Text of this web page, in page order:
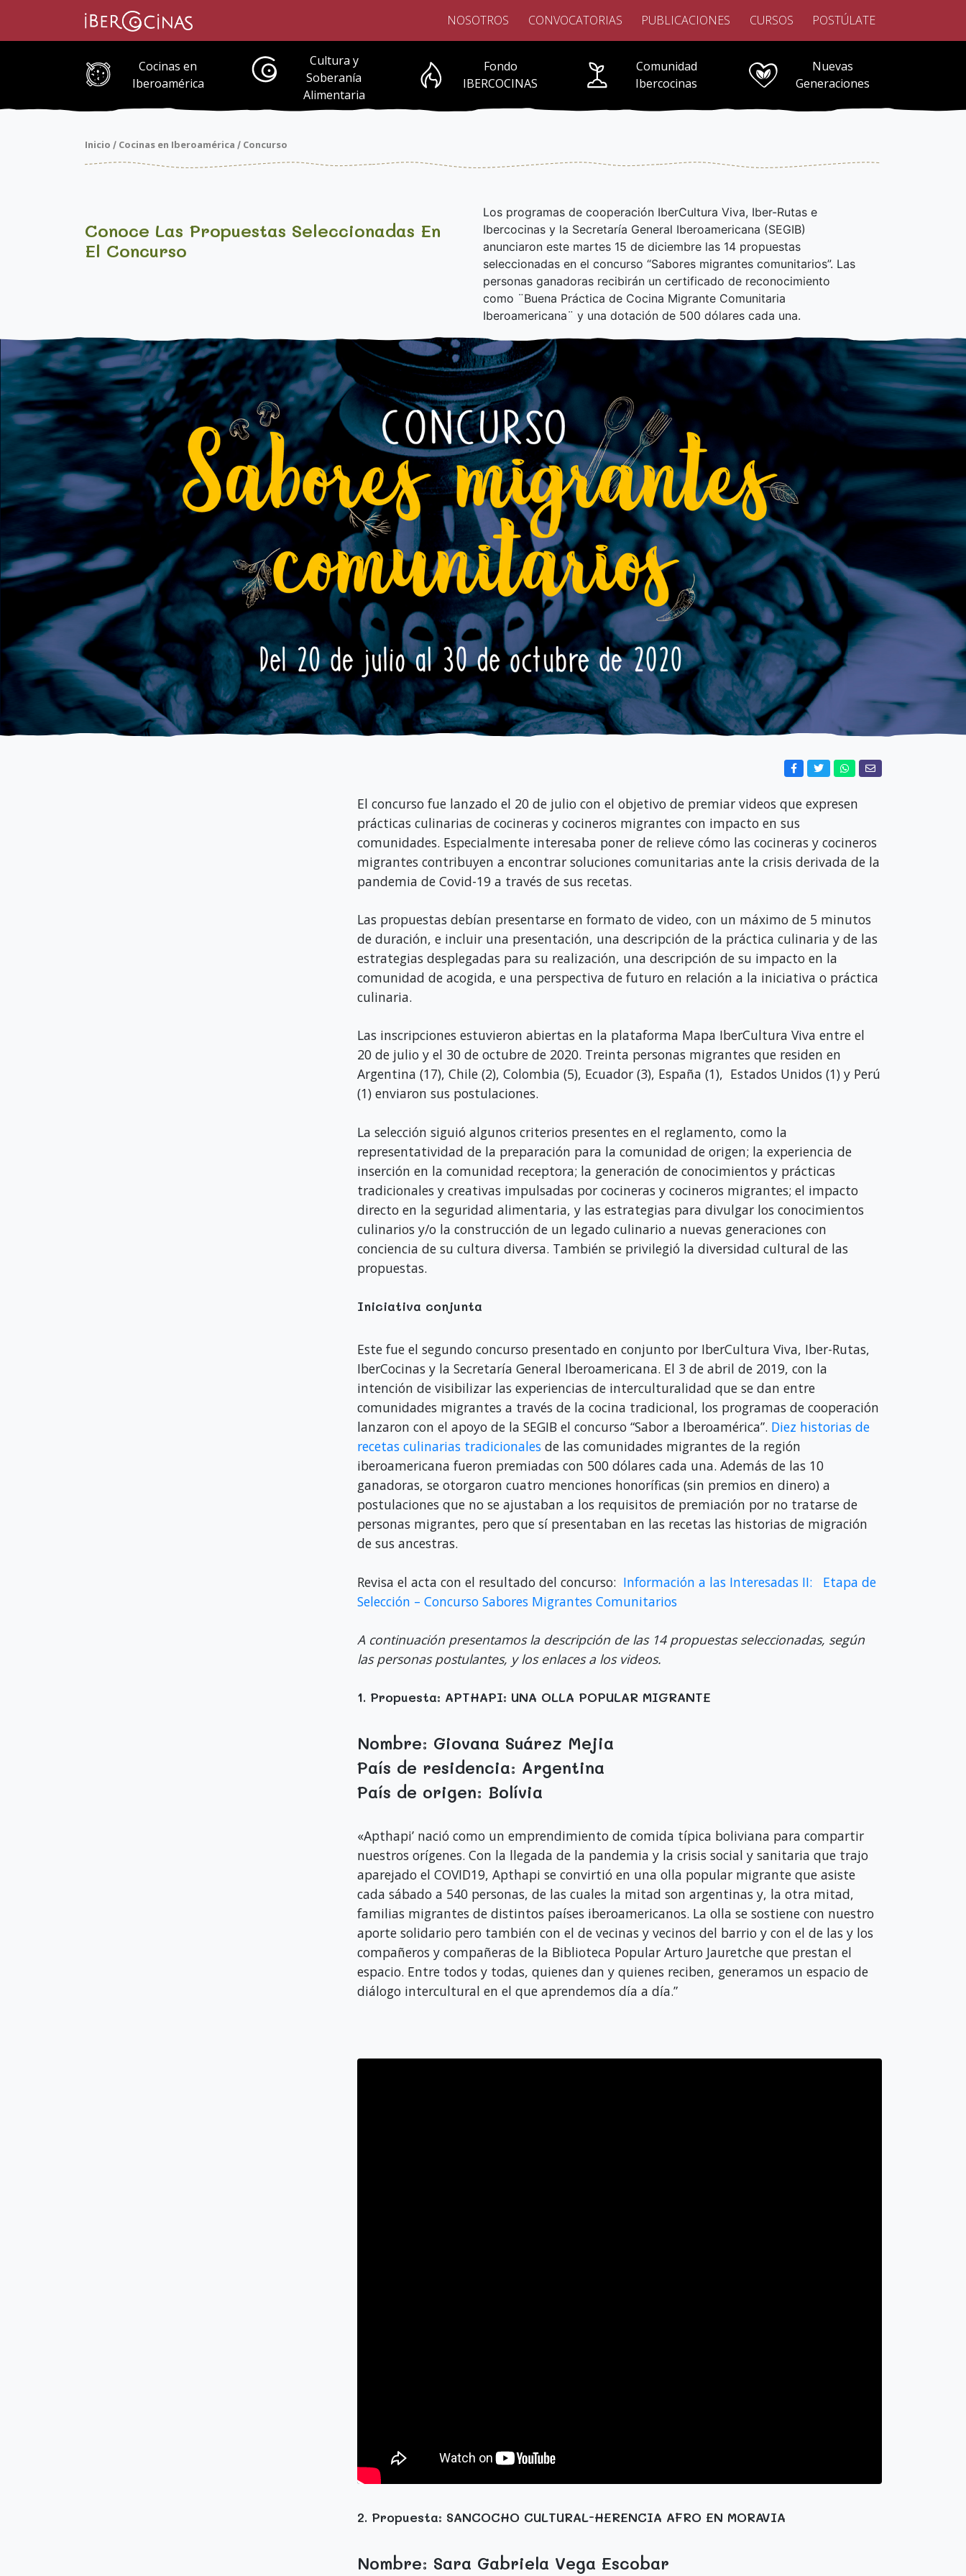
contenido
NOSOTROS CONVOCATORIAS PUBLICACIONES CURSOS POSTÚLATE
Cocinas en
Iberoamérica
Cultura y
Soberanía
Alimentaria
Fondo
IBERCOCINAS
Comunidad
Ibercocinas
Nuevas
Generaciones
Inicio / Cocinas en Iberoamérica / Concurso
Conoce Las Propuestas Seleccionadas En
El Concurso
Los programas de cooperación IberCultura Viva, Iber-Rutas e
Ibercocinas y la Secretaría General Iberoamericana (SEGIB)
anunciaron este martes 15 de diciembre las 14 propuestas
seleccionadas en el concurso “Sabores migrantes comunitarios”. Las
personas ganadoras recibirán un certificado de reconocimiento
como ¨Buena Práctica de Cocina Migrante Comunitaria
Iberoamericana¨ y una dotación de 500 dólares cada una.
El concurso fue lanzado el 20 de julio con el objetivo de premiar videos que expresen
prácticas culinarias de cocineras y cocineros migrantes con impacto en sus
comunidades. Especialmente interesaba poner de relieve cómo las cocineras y cocineros
migrantes contribuyen a encontrar soluciones comunitarias ante la crisis derivada de la
pandemia de Covid-19 a través de sus recetas.
Las propuestas debían presentarse en formato de video, con un máximo de 5 minutos
de duración, e incluir una presentación, una descripción de la práctica culinaria y de las
estrategias desplegadas para su realización, una descripción de su impacto en la
comunidad de acogida, e una perspectiva de futuro en relación a la iniciativa o práctica
culinaria.
Las inscripciones estuvieron abiertas en la plataforma Mapa IberCultura Viva entre el
20 de julio y el 30 de octubre de 2020. Treinta personas migrantes que residen en
Argentina (17), Chile (2), Colombia (5), Ecuador (3), España (1), Estados Unidos (1) y Perú
(1) enviaron sus postulaciones.
La selección siguió algunos criterios presentes en el reglamento, como la
representatividad de la preparación para la comunidad de origen; la experiencia de
inserción en la comunidad receptora; la generación de conocimientos y prácticas
tradicionales y creativas impulsadas por cocineras y cocineros migrantes; el impacto
directo en la seguridad alimentaria, y las estrategias para divulgar los conocimientos
culinarios y/o la construcción de un legado culinario a nuevas generaciones con
conciencia de su cultura diversa. También se privilegió la diversidad cultural de las
propuestas.
Iniciativa conjunta
Este fue el segundo concurso presentado en conjunto por IberCultura Viva, Iber-Rutas,
IberCocinas y la Secretaría General Iberoamericana. El 3 de abril de 2019, con la
intención de visibilizar las experiencias de interculturalidad que se dan entre
comunidades migrantes a través de la cocina tradicional, los programas de cooperación
lanzaron con el apoyo de la SEGIB el concurso “Sabor a Iberoamérica”. Diez historias de
recetas culinarias tradicionales de las comunidades migrantes de la región
iberoamericana fueron premiadas con 500 dólares cada una. Además de las 10
ganadoras, se otorgaron cuatro menciones honoríficas (sin premios en dinero) a
postulaciones que no se ajustaban a los requisitos de premiación por no tratarse de
personas migrantes, pero que sí presentaban en las recetas las historias de migración
de sus ancestras.
Revisa el acta con el resultado del concurso: Información a las Interesadas II: Etapa de
Selección – Concurso Sabores Migrantes Comunitarios
A continuación presentamos la descripción de las 14 propuestas seleccionadas, según
las personas postulantes, y los enlaces a los videos.
1. Propuesta: APTHAPI: UNA OLLA POPULAR MIGRANTE
Nombre: Giovana Suárez Mejia
País de residencia: Argentina
País de origen: Bolívia
«Apthapi’ nació como un emprendimiento de comida típica boliviana para compartir
nuestros orígenes. Con la llegada de la pandemia y la crisis social y sanitaria que trajo
aparejado el COVID19, Apthapi se convirtió en una olla popular migrante que asiste
cada sábado a 540 personas, de las cuales la mitad son argentinas y, la otra mitad,
familias migrantes de distintos países iberoamericanos. La olla se sostiene con nuestro
aporte solidario pero también con el de vecinas y vecinos del barrio y con el de las y los
compañeros y compañeras de la Biblioteca Popular Arturo Jauretche que prestan el
espacio. Entre todos y todas, quienes dan y quienes reciben, generamos un espacio de
diálogo intercultural en el que aprendemos día a día.”
2. Propuesta: SANCOCHO CULTURAL-HERENCIA AFRO EN MORAVIA
Nombre: Sara Gabriela Vega Escobar